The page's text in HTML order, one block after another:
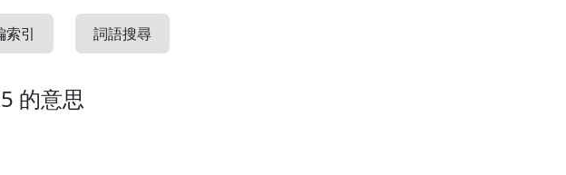
索引 詞語搜尋
的意思